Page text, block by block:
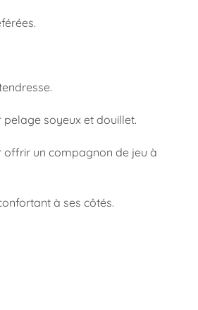
soyeux et douillet.
offrir un compagnon de jeu à
à ses côtés.